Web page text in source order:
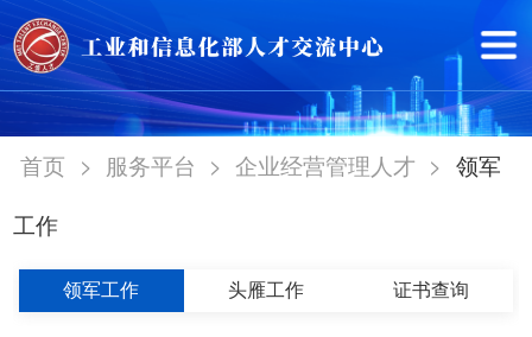
首页 > 服务平台 > 企业经营管理人才 > 领军
工作
领军工作 头雁工作 证书查询